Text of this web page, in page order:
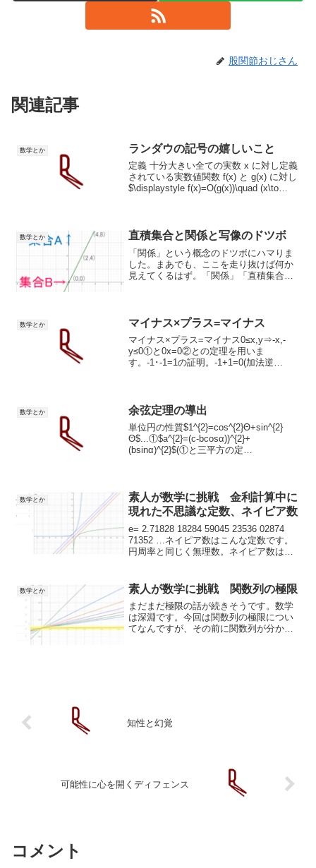
股関節おじさん
関連記事
数学とか ランダウの記号の嬉しいこと
定義 十分大きい全ての実数 x に対し定義
されている実数値関数 f(x) と g(x) に対し
$\displaystyle f(x)=O(g(x))\quad (x\to
数学とか 直積集合と関係と写像のドツボ
「関係」という概念のドツボにハマりま
した。まあでも、ここを走り抜けば何か
見えてくるはず。「関係」「直積集合」
何かを感じることはないの...
数学とか マイナス×プラス=マイナス
マイナス×プラス=マイナス0≤x,y⇒-x,-
y≤0①と0x=0②との定理を用いま
す。-1･-1=1の証明。-1+1=0(加法逆
数学とか 余弦定理の導出
単位円の性質$1^{2}=cos^{2}Θ+sin^{2}
Θ$...①$a^{2}=(c-bcosα))^{2}+
(bsinα)^{2}$(①と三平方の定
数学とか
素人が数学に挑戦 金利計算中に
現れた不思議な定数、ネイピア数
e= 2.71828 18284 59045 23536 02874
71352 …ネイピア数はこんな定数です。
円周率と同じく無理数。ネイピア数はヤ
と預けた額に数％付加...
数学とか 素人が数学に挑戦 関数列の極限
まだまだ極限の話が続きそうです。数学
は深淵です。今回は関数列の極限につい
てなんですが、その前に関数列が分から
知性と幻覚
可能性に心を開くディフェンス
コメント